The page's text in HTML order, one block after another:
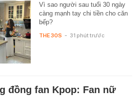
Vì sao người sau tuổi 30 ngày
càng mạnh tay chi tiền cho căn
bếp?
THE 30S - 31 phút trước
đồng fan Kpop: Fan nữ